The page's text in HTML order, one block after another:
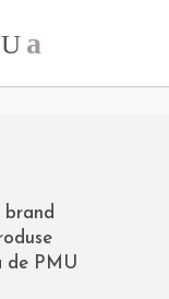
brand
de PMU